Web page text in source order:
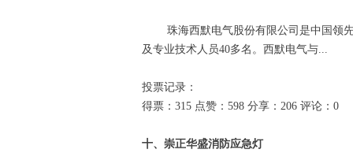
珠海西默电气股份有限公司是中国领先
及专业技术人员40多名。西默电气与...
投票记录：
得票：315 点赞：598 分享：206 评论：0
十、崇正华盛消防应急灯